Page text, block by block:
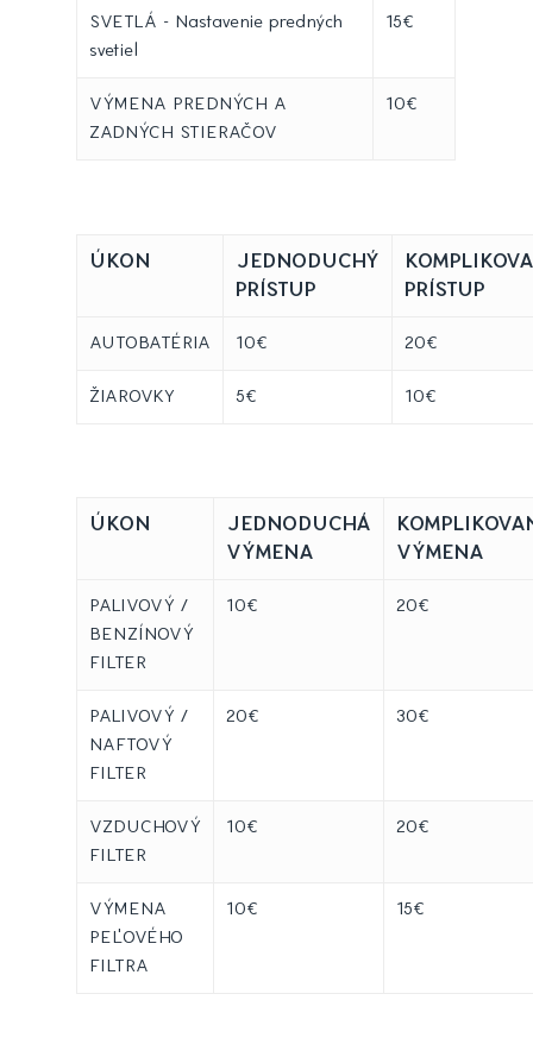
SVETLÁ - Nastavenie predných
svetiel
15€
VÝMENA PREDNÝCH A
ZADNÝCH STIERAČOV
10€
ÚKON
JEDNODUCHÝ
PRÍSTUP
PRÍSTUP
AUTOBATÉRIA 10€ 20€
ŽIAROVKY 5€ 10€
ÚKON
JEDNODUCHÁ
VÝMENA
VÝMENA
PALIVOVÝ /
BENZÍNOVÝ
FILTER
10€ 20€
PALIVOVÝ /
NAFTOVÝ
FILTER
20€ 30€
VZDUCHOVÝ
FILTER
10€ 20€
VÝMENA
PEĽOVÉHO
FILTRA
10€ 15€